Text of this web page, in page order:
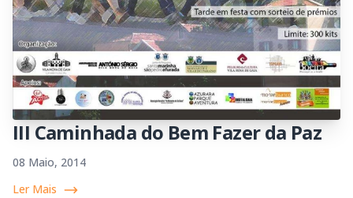
III Caminhada do Bem Fazer da Paz
08 Maio, 2014
Ler Mais